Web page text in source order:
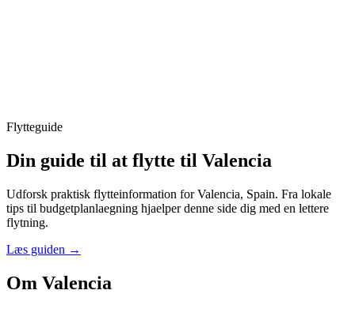
Flytteguide
Din guide til at flytte til Valencia
Udforsk praktisk flytteinformation for Valencia, Spain. Fra lokale
tips til budgetplanlaegning hjaelper denne side dig med en lettere
flytning.
Læs guiden →
Om Valencia